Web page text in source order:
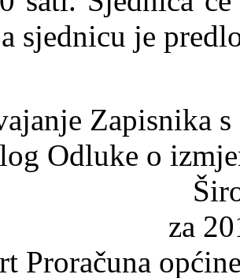
sjednicu je
Zapisnika
Odluke o
za
Proračuna